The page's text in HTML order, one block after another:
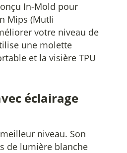
In-Mold pour
Mips (Mutli
votre niveau de
une molette
et la visière TPU
éclairage
niveau. Son
de lumière blanche